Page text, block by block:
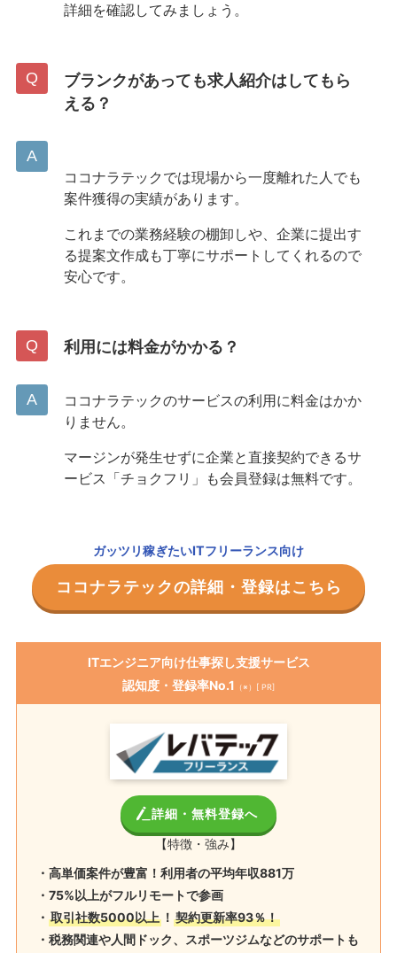
詳細を確認してみましょう。
ブランクがあっても求人紹介はしてもら
える？
ココナラテックでは現場から一度離れた人でも
案件獲得の実績があります。
これまでの業務経験の棚卸しや、企業に提出す
る提案文作成も丁寧にサポートしてくれるので
安心です。
利用には料金がかかる？
ココナラテックのサービスの利用に料金はかか
りません。
マージンが発生せずに企業と直接契約できるサ
ービス「チョクフリ」も会員登録は無料です。
ガッツリ稼ぎたいITフリーランス向け
ココナラテックの詳細・登録はこちら
ITエンジニア向け仕事探し支援サービス
認知度・登録率No.1 （※）[ PR]
詳細・無料登録へ
【特徴・強み】
・高単価案件が豊富！利用者の平均年収881万
・75%以上がフルリモートで参画
・取引社数5000以上 ！契約更新率93％！
・税務関連や人間ドック、スポーツジムなどのサポートも